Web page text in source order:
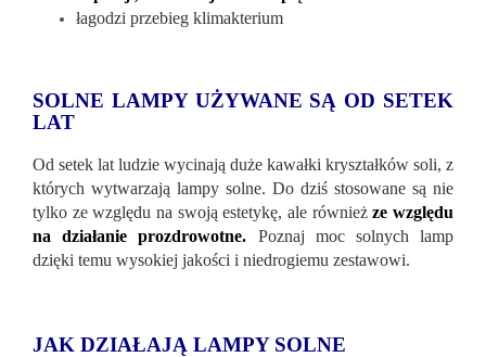
łagodzi przebieg klimakterium
SOLNE LAMPY UŻYWANE SĄ OD SETEK
LAT
Od setek lat ludzie wycinają duże kawałki kryształków soli, z
których wytwarzają lampy solne. Do dziś stosowane są nie
tylko ze względu na swoją estetykę, ale równieżze względu
na działanie prozdrowotne. Poznaj moc solnych lamp
dzięki temu wysokiej jakości i niedrogiemu zestawowi.
JAK DZIAŁAJĄ LAMPY SOLNE